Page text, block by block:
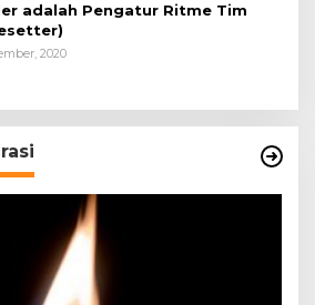
adalah Pengatur Ritme Tim
2020